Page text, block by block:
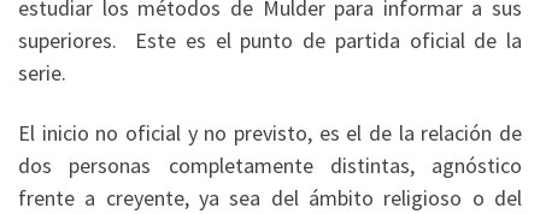
estudiar los métodos de Mulder para informar a sus
superiores. Este es el punto de partida oficial de la
serie.
El inicio no oficial y no previsto, es el de la relación de
dos personas completamente distintas, agnóstico
frente a creyente, ya sea del ámbito religioso o del